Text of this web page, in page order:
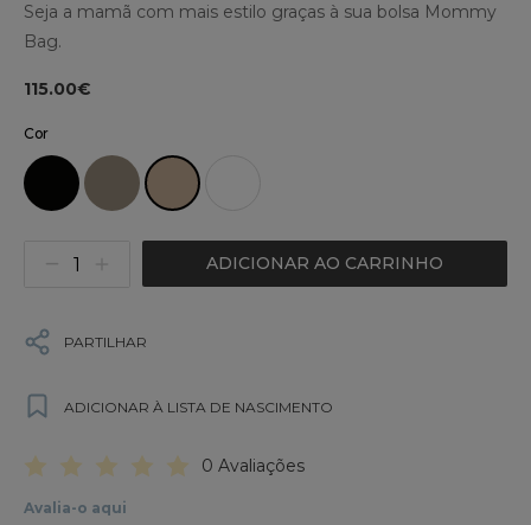
Seja a mamã com mais estilo graças à sua bolsa Mommy
Bag.
115.00€
Cor
ADICIONAR AO CARRINHO
PARTILHAR
ADICIONAR À LISTA DE NASCIMENTO
0 Avaliações
Avalia-o aqui